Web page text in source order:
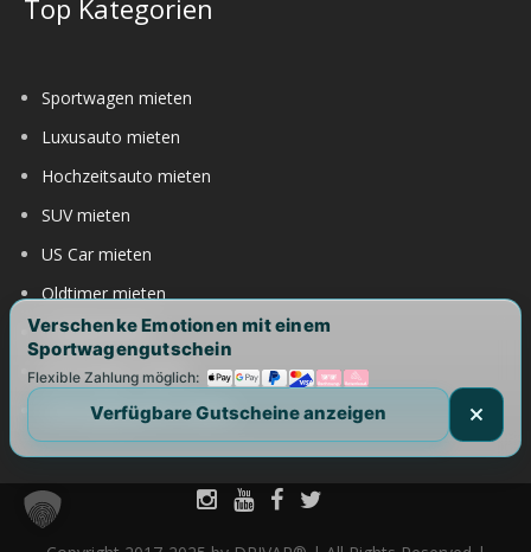
Top Kategorien
Sportwagen mieten
Luxusauto mieten
Hochzeitsauto mieten
SUV mieten
US Car mieten
Oldtimer mieten
Langzeitmiete
Rennwagen mieten
Nürburgring Auto mieten
Verschenke Emotionen mit einem
Sportwagengutschein
Flexible Zahlung möglich:
Verfügbare Gutscheine anzeigen